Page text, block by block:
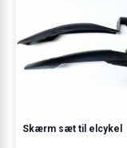
Skærm sæt til elcykel